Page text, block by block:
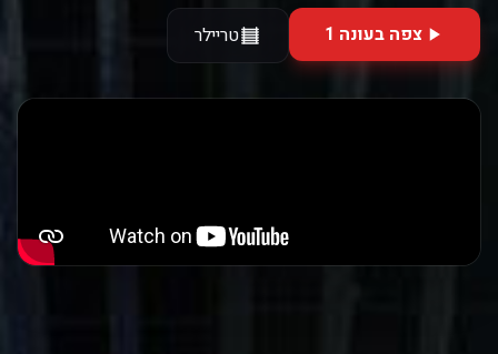
צפה בעונה 1 טריילר